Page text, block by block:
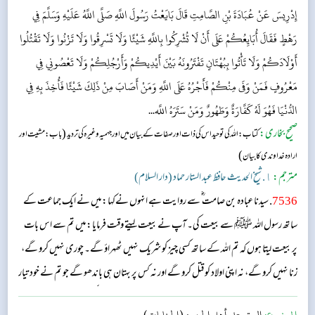
إِدْرِيسَ عَنْ عُبَادَةَ بْنِ الصَّامِتِ قَالَ بَايَعْتُ رَسُولَ اللَّهِ صَلَّى اللَّهُ عَلَيْهِ وَسَلَّمَ فِي
رَهْطٍ فَقَالَ أُبَايِعُكُمْ عَلَى أَنْ لَا تُشْرِكُوا بِاللَّهِ شَيْئًا وَلَا تَسْرِقُوا وَلَا تَزْنُوا وَلَا تَقْتُلُوا
أَوْلَادَكُمْ وَلَا تَأْتُوا بِبُهْتَانٍ تَفْتَرُونَهُ بَيْنَ أَيْدِيكُمْ وَأَرْجُلِكُمْ وَلَا تَعْصُونِي فِي
مَعْرُوفٍ فَمَنْ وَفَى مِنْكُمْ فَأَجْرُهُ عَلَى اللَّهِ وَمَنْ أَصَابَ مِنْ ذَلِكَ شَيْئًا فَأُخِذَ بِهِ فِي
الدُّنْيَا فَهُوَ لَهُ كَفَّارَةٌ وَطَهُورٌ وَمَنْ سَتَرَهُ اللَّه...
صحیح بخاری:کتاب: اللہ کی توحید اس کی ذات اور صفات کے بیان میں اور جهميہ وغیرہ کی تردید(باب: مشیت اور
ارادہ خداوندی کا بیان)
مترجم: ١. شیخ الحدیث حافظ عبد الستار حماد (دار السلام)
7536 . سیدنا عبادہ بن صامت ؓ سے روایت ہے انہوں نےکہا: میں نے ایک جماعت کے
ساتھ رسول اللہ ﷺ سے بیعت کی۔ آپ نے بیعت لیتے وقت فرمایا: میں تم سے اس بات
پر بیعت لیتا ہوں کہ تم اللہ کے ساتھ کسی چیز کو شریک نہیں ٹھہراؤ گے۔ چوری نہیں کرو گے،
زنا نہیں کرو گے، نہ اپنی اولاد کو قتل کرو گے اور نہ کس پر بہتان ہی باندھو گے جو تم نے خود تیار
کیا ہو، اور نہ ہو کسی ہر بہتان ہی باندھو گے جو تم نے خود تیار کیا ہو، نیکی کے کاموں میں میری